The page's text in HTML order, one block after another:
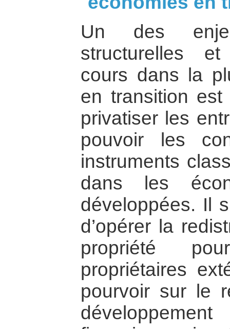
Un des
structurelles
cours dans la
en transition
privatiser les
pouvoir les
instruments
dans les
développées. Il
d’opérer la
propriété
propriétaires
pourvoir sur le